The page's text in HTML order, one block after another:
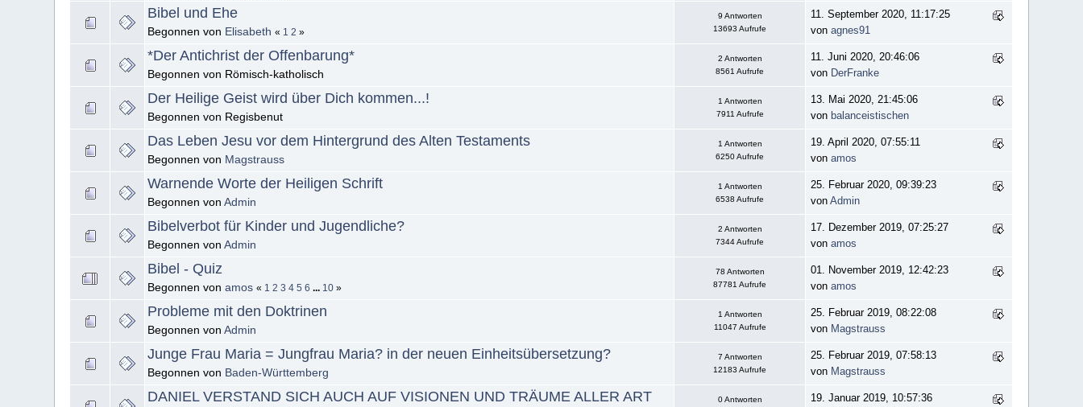
Bibel und Ehe
Begonnen von Elisabeth « 1 2 »
9 Antworten
13693 Aufrufe
11. September 2020, 11:17:25
vonagnes91
*Der Antichrist der Offenbarung*
Begonnen von Römisch-katholisch
2 Antworten
8561 Aufrufe
11. Juni 2020, 20:46:06
von DerFranke
Der Heilige Geist wird über Dich kommen...!
Begonnen von Regisbenut
1 Antworten
7911 Aufrufe
13. Mai 2020, 21:45:06
von balanceistischen
Das Leben Jesu vor dem Hintergrund des Alten Testaments
Begonnen von Magstrauss
1 Antworten
6250 Aufrufe
19. April 2020, 07:55:11
vonamos
Warnende Worte der Heiligen Schrift
Begonnen vonAdmin
1 Antworten
6538 Aufrufe
25. Februar 2020, 09:39:23
vonAdmin
Bibelverbot für Kinder und Jugendliche?
Begonnen vonAdmin
2 Antworten
7344 Aufrufe
17. Dezember 2019, 07:25:27
vonamos
Bibel - Quiz
Begonnen vonamos « 1 2 3 4 5 6 ... 10 »
78 Antworten
87781 Aufrufe
01. November 2019, 12:42:23
vonamos
Probleme mit den Doktrinen
Begonnen vonAdmin
1 Antworten
11047 Aufrufe
25. Februar 2019, 08:22:08
von Magstrauss
Junge Frau Maria = Jungfrau Maria? in der neuen Einheitsübersetzung?
Begonnen von Baden-Württemberg
7 Antworten
12183 Aufrufe
25. Februar 2019, 07:58:13
von Magstrauss
DANIEL VERSTAND SICH AUCH AUF VISIONEN UND TRÄUME ALLER ART
0 Antworten
19. Januar 2019, 10:57:36